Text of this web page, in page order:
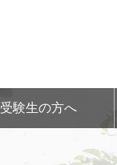
受験生の方へ